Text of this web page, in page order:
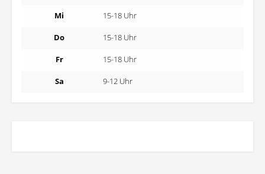
Mi 15-18 Uhr
Do 15-18 Uhr
Fr 15-18 Uhr
Sa 9-12 Uhr